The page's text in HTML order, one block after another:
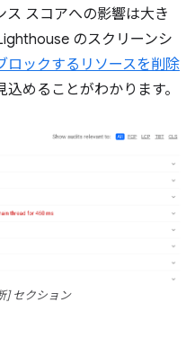
スコアへの影響は大き
のスクリーンシ
ロックするリソースを削除
めることがわかります。
] セクション